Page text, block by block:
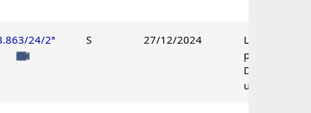
24/2ª S 27/12/2024
Lançamento
procedente.
Decisão
unânime.